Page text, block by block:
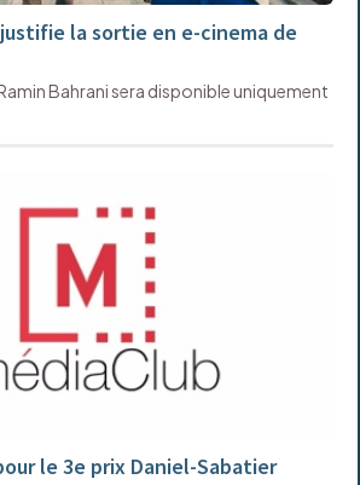
la sortie en e-cinema de
Bahrani sera disponible uniquement
le 3e prix Daniel-Sabatier